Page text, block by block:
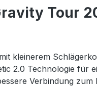
Tour
kleinerem
2.0 Technologie für
Verbindung